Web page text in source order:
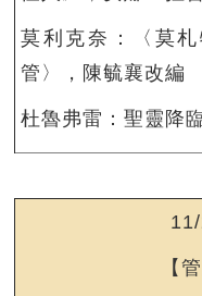
莫利克奈：〈莫
管〉，陳毓襄改編
杜魯弗雷：聖靈降
【